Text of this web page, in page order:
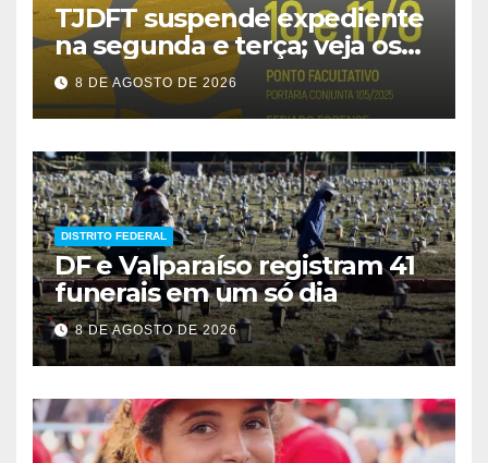
TJDFT suspende expediente
na segunda e terça; veja os
prazos
8 DE AGOSTO DE 2026
DISTRITO FEDERAL
DF e Valparaíso registram 41
funerais em um só dia
8 DE AGOSTO DE 2026